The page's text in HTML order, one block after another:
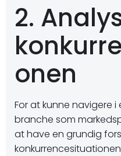
2.
onen
For at kunne navigere
branche som
at have en grundig